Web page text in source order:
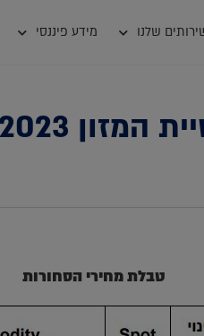
שלנו מידע פיננסי
27.12.2023
טבלת מחירי הסחורות